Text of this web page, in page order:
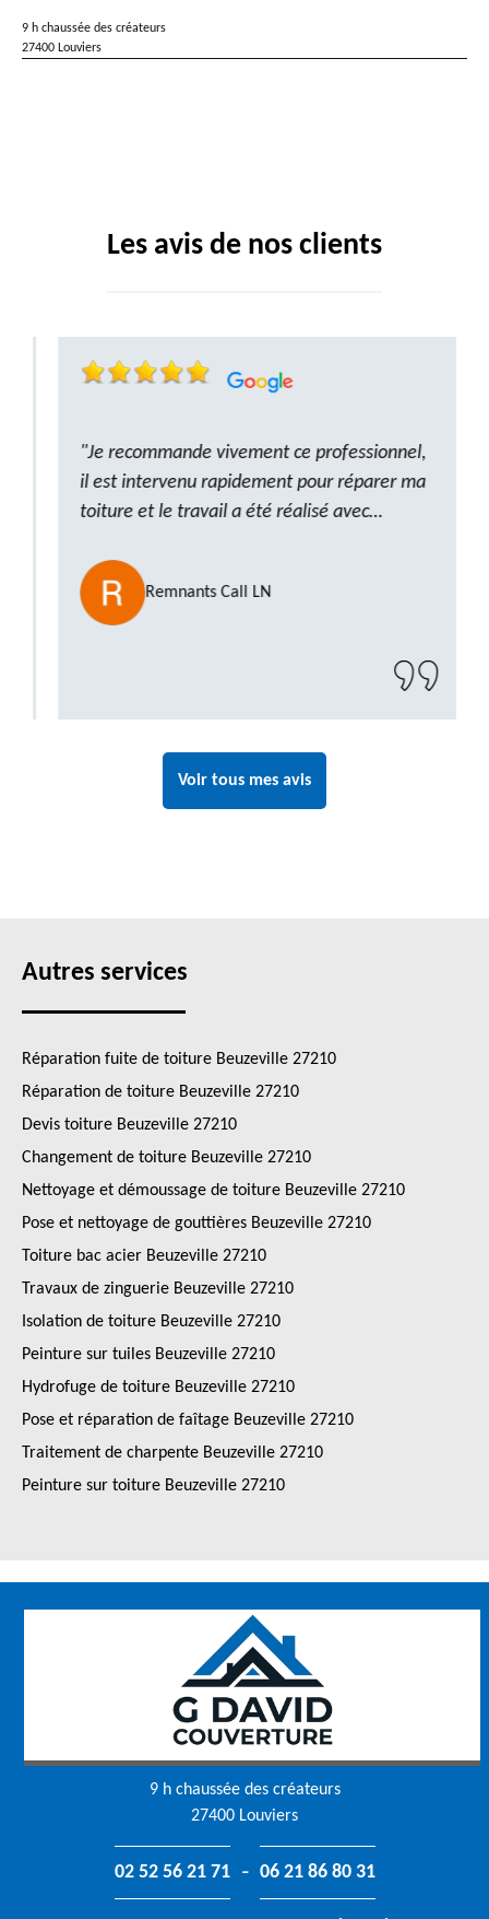
9 h chaussée des créateurs
27400 Louviers
Les avis de nos clients
"Je recommande vivement ce professionnel,
il est intervenu rapidement pour réparer ma
toiture et le travail a été réalisé avec
ponctuel et à l’écoute, le résultat est
impeccable et le chantier a été laissé propre.
Un artisan de confiance que je n’hésiterai pas
Remnants Call LN
Voir tous mes avis
Autres services
Réparation fuite de toiture Beuzeville 27210
Réparation de toiture Beuzeville 27210
Devis toiture Beuzeville 27210
Changement de toiture Beuzeville 27210
Nettoyage et démoussage de toiture Beuzeville 27210
Pose et nettoyage de gouttières Beuzeville 27210
Toiture bac acier Beuzeville 27210
Travaux de zinguerie Beuzeville 27210
Isolation de toiture Beuzeville 27210
Peinture sur tuiles Beuzeville 27210
Hydrofuge de toiture Beuzeville 27210
Pose et réparation de faîtage Beuzeville 27210
Traitement de charpente Beuzeville 27210
Peinture sur toiture Beuzeville 27210
9 h chaussée des créateurs
27400 Louviers
02 52 56 21 71 - 06 21 86 80 31